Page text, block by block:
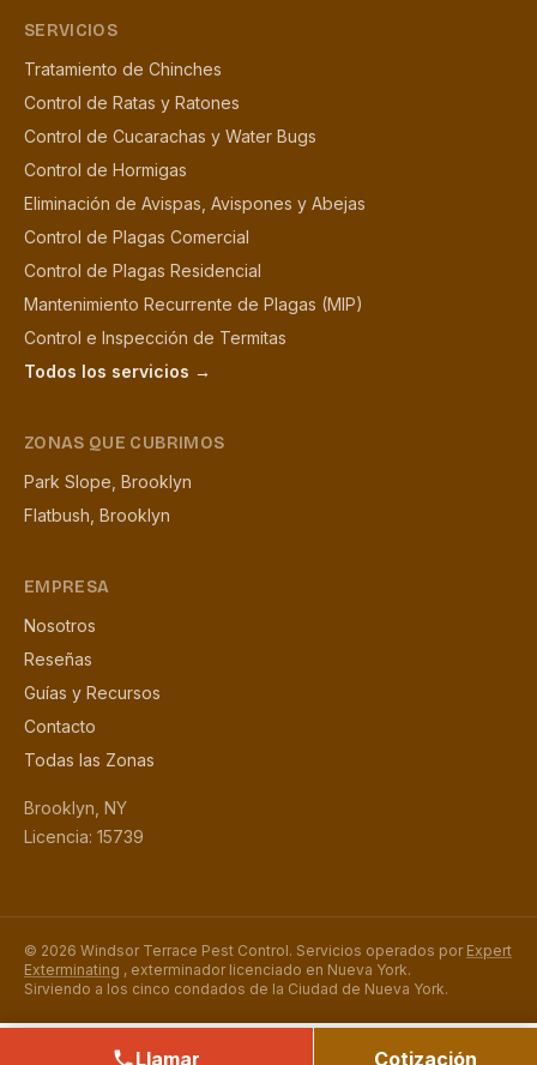
SERVICIOS
Tratamiento de Chinches
Control de Ratas y Ratones
Control de Cucarachas y Water Bugs
Control de Hormigas
Eliminación de Avispas, Avispones y Abejas
Control de Plagas Comercial
Control de Plagas Residencial
Mantenimiento Recurrente de Plagas (MIP)
Control e Inspección de Termitas
Todos los servicios →
ZONAS QUE CUBRIMOS
Park Slope, Brooklyn
Flatbush, Brooklyn
EMPRESA
Nosotros
Reseñas
Guías y Recursos
Contacto
Todas las Zonas
Brooklyn, NY
Licencia: 15739
© 2026 Windsor Terrace Pest Control. Servicios operados por Expert
Exterminating , exterminador licenciado en Nueva York.
Sirviendo a los cinco condados de la Ciudad de Nueva York.
Llamar Cotización